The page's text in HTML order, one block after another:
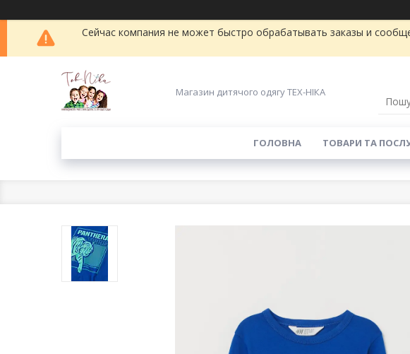
Сейчас компания не может быстро обрабатывать заказы и
Магазин дитячого одягу ТЕХ-НІКА
ГОЛОВНА ТОВАРИ ТА